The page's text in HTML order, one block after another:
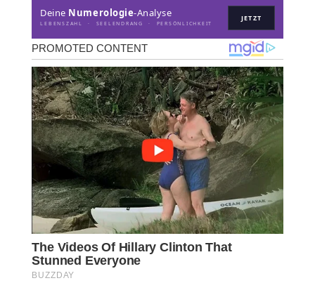
Deine Numerologie-Analyse
LEBENSZAHL · SEELENDRANG · PERSÖNLICHKEIT
JETZT